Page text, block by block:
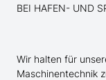
BEI HAFEN- UND
Wir halten für
Maschinentechnik